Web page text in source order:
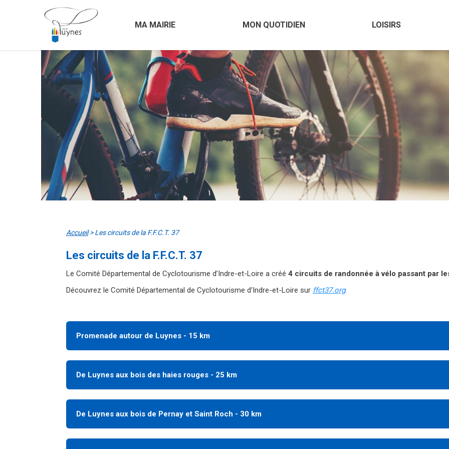
MA MAIRIE MON QUOTIDIEN LOISIRS
Accueil>Les circuits de la F.F.C.T. 37
Les circuits de la F.F.C.T. 37
Le Comité Départemental de Cyclotourisme d’Indre-et-Loire a créé 4 circuits de randonnée à vélo passant par
Découvrez le Comité Départemental de Cyclotourisme d’Indre-et-Loire sur ffct37.org.
Promenade autour de Luynes - 15 km
De Luynes aux bois des haies rouges - 25 km
De Luynes aux bois de Pernay et Saint Roch - 30 km